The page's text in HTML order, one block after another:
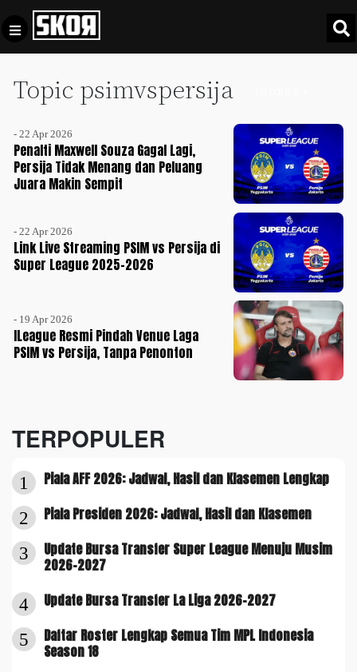
Topic psimvspersija
- 22 Apr 2026
Penalti Maxwell Souza Gagal Lagi,
Persija Tidak Menang dan Peluang
Juara Makin Sempit
- 22 Apr 2026
Link Live Streaming PSIM vs Persija di
Super League 2025-2026
- 19 Apr 2026
ILeague Resmi Pindah Venue Laga
PSIM vs Persija, Tanpa Penonton
TERPOPULER
1 Piala AFF 2026: Jadwal, Hasil dan Klasemen Lengkap
2 Piala Presiden 2026: Jadwal, Hasil dan Klasemen
3
Update Bursa Transfer Super League Menuju Musim
2026-2027
4 Update Bursa Transfer La Liga 2026-2027
5
Daftar Roster Lengkap Semua Tim MPL Indonesia
Season 18
Football +
Culture +
Timnas
Indonesia
SPECIAL
Video
Privacy
Pedoman
Pemberitaan
Media
Disclaimer
Tentang